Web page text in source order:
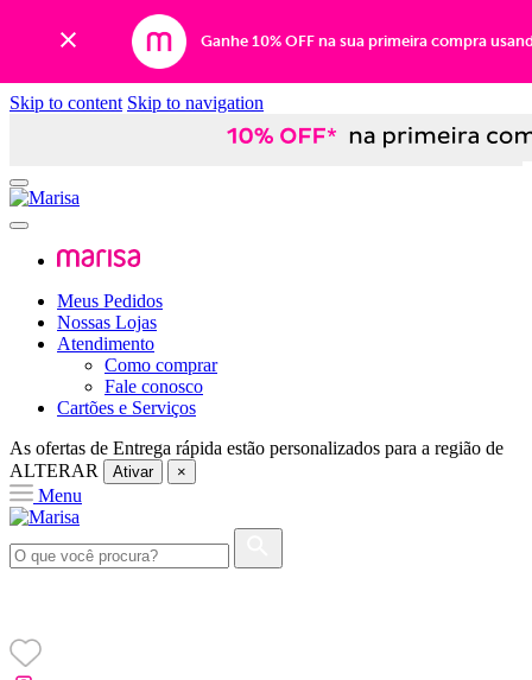
Ganhe 10% OFF na sua primeira compra
Skip to content Skip to navigation
Meus Pedidos
Nossas Lojas
Atendimento
Como comprar
Fale conosco
Cartões e Serviços
As ofertas de Entrega rápida estão personalizados para a região de
ALTERAR
Ativar ×
Menu